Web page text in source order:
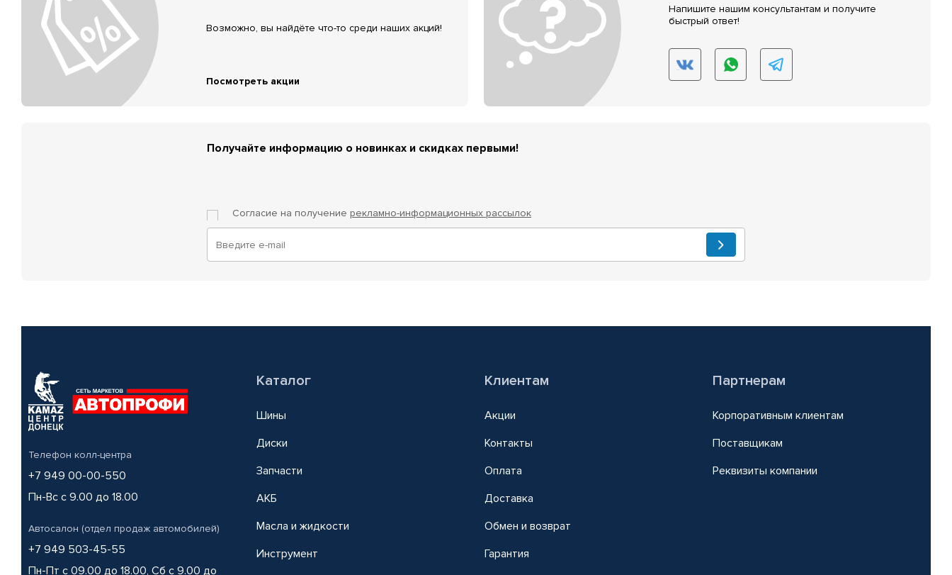
Возможно, вы найдёте что-то среди наших акций!
Посмотреть акции
Напишите нашим консультантам и получите
быстрый ответ!
Получайте информацию о новинках и скидках первыми!
Согласие на получение рекламно-информационных рассылок
Телефон колл-центра
+7 949 00-00-550
Пн-Вс с 9.00 до 18.00
Автосалон (отдел продаж автомобилей)
+7 949 503-45-55
Пн-Пт с 09.00 до 18.00, Сб с 9.00 до
Каталог
Шины
Диски
Запчасти
АКБ
Масла и жидкости
Инструмент
Клиентам
Акции
Контакты
Оплата
Доставка
Обмен и возврат
Гарантия
Партнерам
Корпоративным клиентам
Поставщикам
Реквизиты компании